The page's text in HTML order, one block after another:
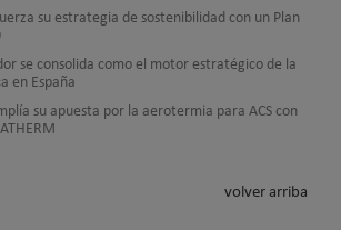
su estrategia de sostenibilidad con un Plan
se consolida como el motor estratégico de la
en España
su apuesta por la aerotermia para ACS con
volver arriba